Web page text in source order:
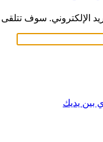
الإلكتروني. سوف
بين يديك